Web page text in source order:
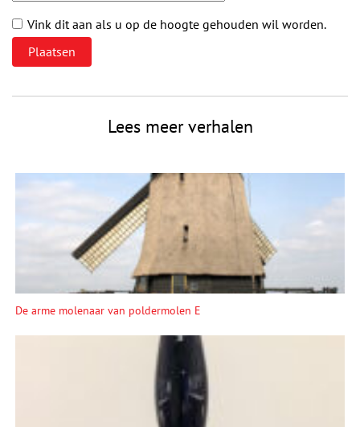
Vink dit aan als u op de hoogte gehouden wil worden.
Lees meer verhalen
De arme molenaar van poldermolen E